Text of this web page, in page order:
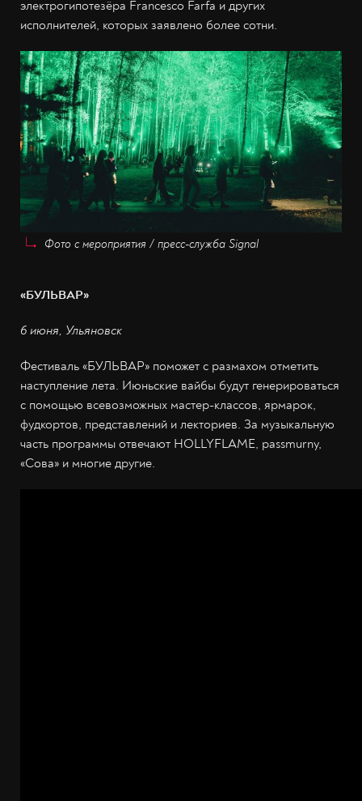
электрогипотезёра Francesco Farfa и других
исполнителей, которых заявлено более сотни.
Фото с мероприятия / пресс-служба Signal
«БУЛЬВАР»
6 июня, Ульяновск
Фестиваль «БУЛЬВАР» поможет с размахом отметить
наступление лета. Июньские вайбы будут генерироваться
с помощью всевозможных мастер-классов, ярмарок,
фудкортов, представлений и лекториев. За музыкальную
часть программы отвечают HOLLYFLAME, passmurny,
«Сова» и многие другие.